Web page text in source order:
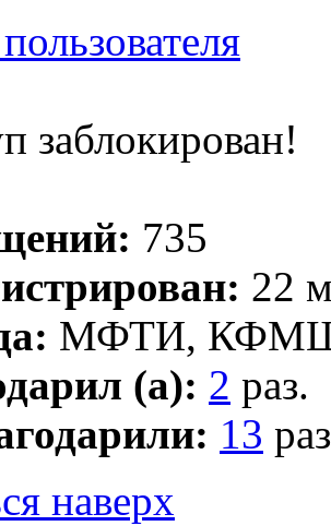
заблокирован!
735
22
МФТИ,
(а): 2 раз.
13
наверх